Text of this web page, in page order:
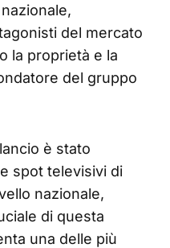
del mercato
la proprietà e la
del gruppo
è stato
spot televisivi di
nazionale,
di questa
una delle più